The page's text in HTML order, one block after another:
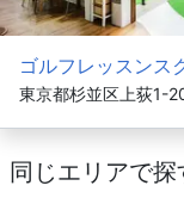
ゴルフレッスンス
東京都杉並区上荻1-
同じエリアで探